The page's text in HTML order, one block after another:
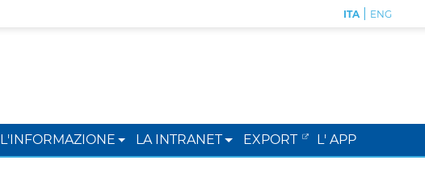
ITA| ENG
L'INFORMAZIONE LA INTRANET EXPORT L' APP